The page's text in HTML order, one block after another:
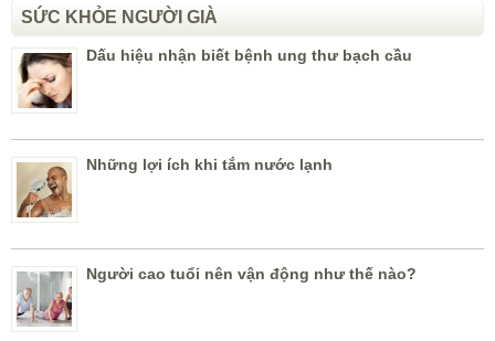
SỨC KHỎE NGƯỜI GIÀ
Dấu hiệu nhận biết bệnh ung thư bạch cầu
Những lợi ích khi tắm nước lạnh
Người cao tuổi nên vận động như thế nào?